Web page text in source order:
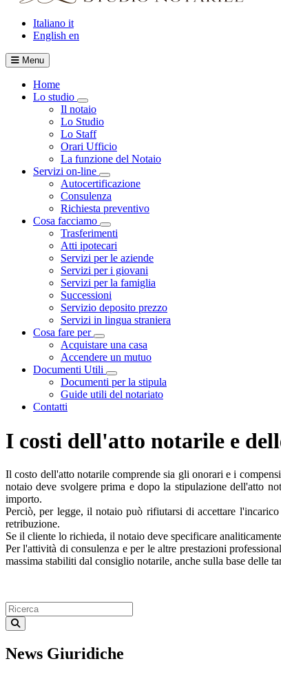
Italiano it
English en
Menu
Home
Lo studio
Visualizza menù di secondo livello
Il notaio
Lo Studio
Lo Staff
Orari Ufficio
La funzione del Notaio
Servizi on-line
Visualizza menù di secondo livello
Autocertificazione
Consulenza
Richiesta preventivo
Cosa facciamo
Visualizza menù di secondo livello
Trasferimenti
Atti ipotecari
Servizi per le aziende
Servizi per i giovani
Servizi per la famiglia
Successioni
Servizio deposito prezzo
Servizi in lingua straniera
Cosa fare per
Visualizza menù di secondo livello
Acquistare una casa
Accendere un mutuo
Documenti Utili
Visualizza menù di secondo livello
Documenti per la stipula
Guide utili del notariato
Contatti
I costi dell'atto notarile e
Il costo dell'atto notarile comprende sia gli onorari e i
notaio deve svolgere prima e dopo la stipulazione dell'atto
importo.
Perciò, per legge, il notaio può rifiutarsi di accettare
retribuzione.
Se il cliente lo richieda, il notaio deve specificare
Per l'attività di consulenza e per le altre prestazioni
massima stabiliti dal consiglio notarile, anche sulla base delle
News Giuridiche